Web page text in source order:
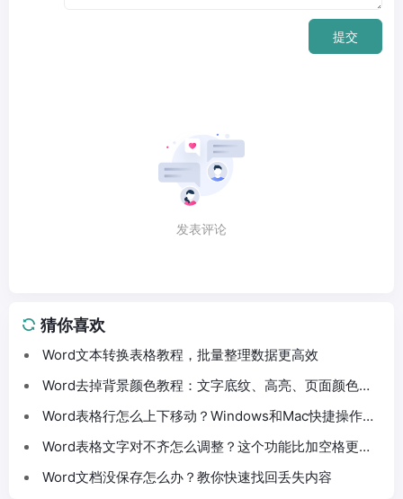
提交
发表评论
猜你喜欢
Word文本转换表格教程，批量整理数据更高效
Word去掉背景颜色教程：文字底纹、高亮、页面颜色这
样处理
Word表格行怎么上下移动？Windows和Mac快捷操作分
Word表格文字对不齐怎么调整？这个功能比加空格更方
Word文档没保存怎么办？教你快速找回丢失内容